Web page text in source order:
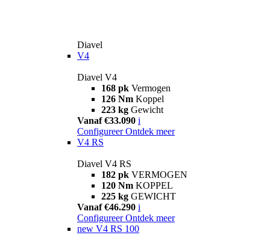
Diavel
V4
Diavel V4
168 pk Vermogen
126 Nm Koppel
223 kg Gewicht
Vanaf €33.090 i
Configureer Ontdek meer
V4 RS
Diavel V4 RS
182 pk VERMOGEN
120 Nm KOPPEL
225 kg GEWICHT
Vanaf €46.290 i
Configureer Ontdek meer
new V4 RS 100